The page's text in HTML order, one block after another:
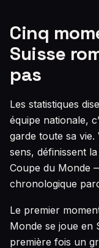
Cinq
Suisse
pas
Les statistiques
équipe nationale,
garde toute sa vie.
sens, définissent
Coupe du Monde
chronologique
Le premier
Monde se joue en
première fois un